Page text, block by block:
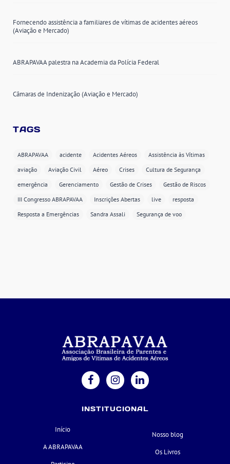
Fornecendo assistência a familiares de vítimas de acidentes aéreos
(Aviação e Mercado)
ABRAPAVAA palestra na Academia da Polícia Federal
Câmaras de Indenização (Aviação e Mercado)
TAGS
ABRAPAVAA acidente Acidentes Aéreos
Assistência às Vítimas
aviação
Aviação Civil Aéreo Crises
Cultura de Segurança
emergência
Gerenciamento Gestão de Crises
Gestão de Riscos
III Congresso ABRAPAVAA
Inscrições Abertas live
resposta
Resposta a Emergências
Sandra Assali Segurança de voo
INSTITUCIONAL
Início
A ABRAPAVAA
Nosso blog
Os Livros